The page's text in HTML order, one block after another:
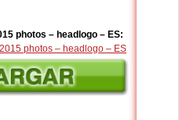
photos – headlogo – ES: